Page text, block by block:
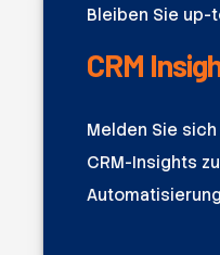
Bleiben Sie up-
CRM
Melden Sie
CRM-Insights